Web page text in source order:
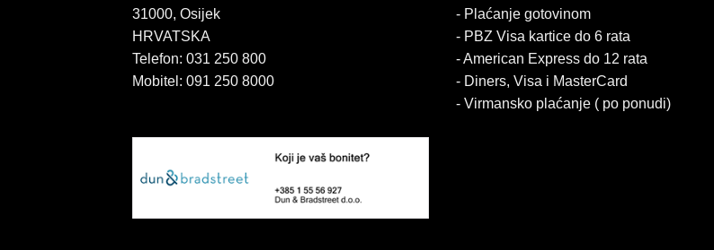
31000, Osijek
HRVATSKA
Telefon: 031 250 800
Mobitel: 091 250 8000
- Plaćanje gotovinom
- PBZ Visa kartice do 6 rata
- American Express do 12 rata
- Diners, Visa i MasterCard
- Virmansko plaćanje ( po ponudi)